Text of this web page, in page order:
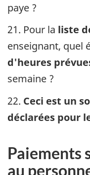
paye ?
21. Pour la liste
enseignant, quel
d'heures
semaine ?
22. Ceci est un
déclarées pour
Paiements
au